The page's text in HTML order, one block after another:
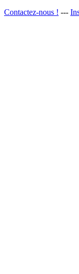
Contactez-nous ! ---